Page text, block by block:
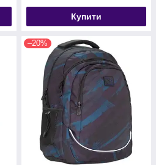
Купити
–20%